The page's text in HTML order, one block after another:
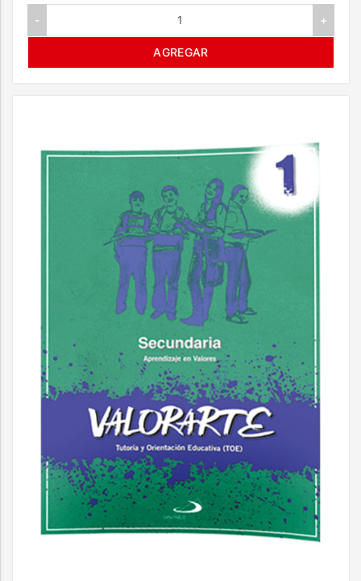
- +
AGREGAR